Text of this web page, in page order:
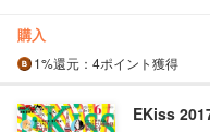
購入
1%還元 ：4ポイント獲得
EKiss